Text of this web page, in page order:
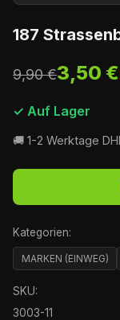
187
9,90 €3,50 €
✓ Auf Lager
🚚 1-2 Werktage
Kategorien:
MARKEN (EINWEG)
SKU:
3003-11